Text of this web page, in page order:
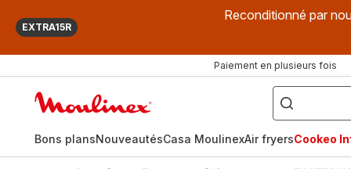
EXTRA15R
Reconditionné par
Paiement en plusieurs fois
["Que
recherchez-
vous
?",
fryer",
"Companion"]
Bons plansNouveautésCasa MoulinexAir fryersCookeo